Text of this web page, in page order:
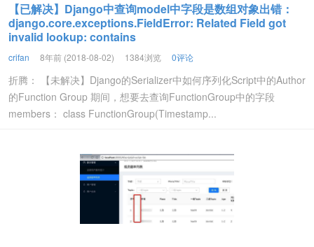
【已解决】Django中查询model中字段是数组对象出错：
django.core.exceptions.FieldError: Related Field got
invalid lookup: contains
crifan 8年前 (2018-08-02) 1384浏览 0评论
折腾： 【未解决】Django的Serializer中如何序列化Script中的Author
的Function Group 期间，想要去查询FunctionGroup中的字段
members： class FunctionGroup(Timestamp...